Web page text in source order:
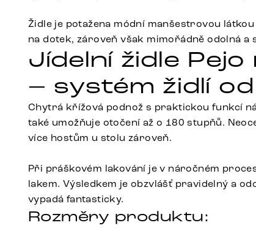
Židle je potažena módní manšestrovou
na dotek, zároveň však mimořádně odolná a
Jídelní židle
– systém židlí od
Chytrá křížová podnož s praktickou funkcí
také umožňuje otočení až o 180 stupňů.
více hostům u stolu zároveň.
Při práškovém lakování je v náročném
lakem. Výsledkem je obzvlášť pravidelný a
vypadá fantasticky.
Rozměry produktu: